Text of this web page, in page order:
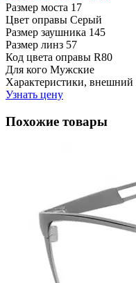
Размер моста 17
Цвет оправы Серый
Размер заушника 145
Размер линз 57
Код цвета оправы R80
Для кого Мужские
Характеристики, внешний
Узнать цену
Похожие товары